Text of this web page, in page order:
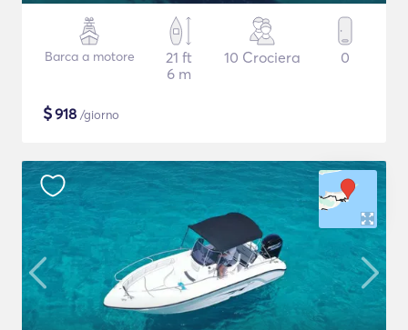
Barca a motore
21 ft
6 m
10 Crociera 0
$918 /giorno